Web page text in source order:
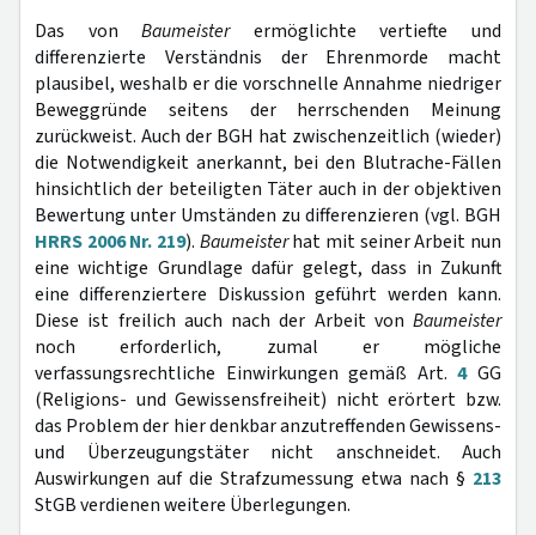
Das vonBaumeisterermöglichte vertiefte und
differenzierte Verständnis der Ehrenmorde macht
plausibel, weshalb er die vorschnelle Annahme niedriger
Beweggründe seitens der herrschenden Meinung
zurückweist. Auch der BGH hat zwischenzeitlich (wieder)
die Notwendigkeit anerkannt, bei den Blutrache-Fällen
hinsichtlich der beteiligten Täter auch in der objektiven
Bewertung unter Umständen zu differenzieren (vgl. BGH
HRRS 2006 Nr. 219). Baumeisterhat mit seiner Arbeit nun
eine wichtige Grundlage dafür gelegt, dass in Zukunft
eine differenziertere Diskussion geführt werden kann.
Diese ist freilich auch nach der Arbeit von Baumeister
noch erforderlich, zumal er mögliche
verfassungsrechtliche Einwirkungen gemäß Art.4GG
(Religions- und Gewissensfreiheit) nicht erörtert bzw.
das Problem der hier denkbar anzutreffenden Gewissens-
und Überzeugungstäter nicht anschneidet. Auch
Auswirkungen auf die Strafzumessung etwa nach § 213
StGB verdienen weitere Überlegungen.